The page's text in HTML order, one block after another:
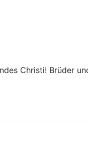
Christi! Brüder